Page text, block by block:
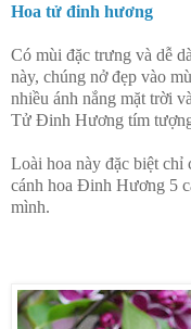
Hoa tử đinh hương
Có mùi đặc trưng và dễ
này, chúng nở đẹp vào
nhiều ánh nắng mặt trời
Tử Đinh Hương tím
Loài hoa này đặc biệt chỉ
cánh hoa Đinh Hương 5
mình.